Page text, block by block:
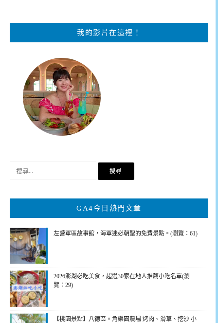
我的影片在這裡！
鍵
GA4今日熱門文章
左營軍區故事館，海軍迷必朝聖的免費景點。(瀏覽：61)
2026澎湖必吃美食，超過30家在地人推薦小吃名單(瀏
覽：29)
【桃園景點】八德區。角樂園農場 烤肉、滑草、挖沙 小